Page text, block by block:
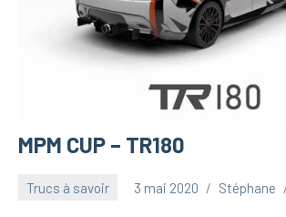
MPM CUP – TR180
Trucs à savoir 3 mai 2020 Stéphane